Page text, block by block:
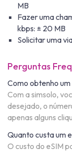
MB
Fazer uma
kbps: ± 20 MB
Solicitar uma
Perguntas
Como obtenho
Com a simsolo,
desejado, o
apenas alguns
Quanto custa um
O custo do eSIM